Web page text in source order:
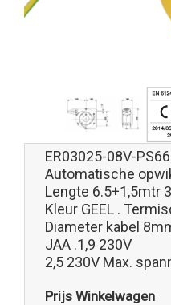
ER03025-08V-
Automatische
Lengte 6.5+1,5mtr
Kleur GEEL .
Diameter kabel
JAA .1,9 230V
2,5 230V Max.
Prijs Winkelwagen